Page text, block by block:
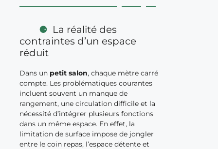
La réalité des
contraintes d’un espace
réduit
Dans un petit salon, chaque mètre carré
compte. Les problématiques courantes
incluent souvent un manque de
rangement, une circulation difficile et la
nécessité d’intégrer plusieurs fonctions
dans un même espace. En effet, la
limitation de surface impose de jongler
entre le coin repas, l’espace détente et